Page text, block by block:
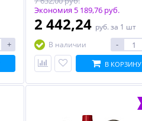
+
Экономия 5 189,76 руб.
2 442,24 руб. за 1 шт
В наличии
-
В КОРЗИНУ